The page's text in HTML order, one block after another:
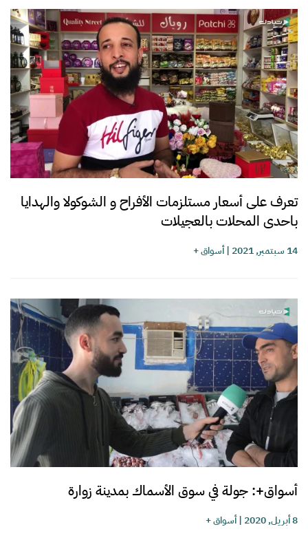
تعرف على أسعار مستلزمات الأفراح و الشوكولا والهدايا
باحدى المحلات بالعجيلات
14 سبتمبر, 2021 |أسواق +
أسواق+: جولة في سوق الأسماك بمدينة زوارة
8 أبريل, 2020 |أسواق +